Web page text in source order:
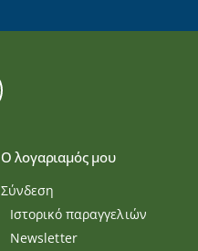
Ο λογαριαμός μου
Σύνδεση
Ιστορικό παραγγελιών
Newsletter